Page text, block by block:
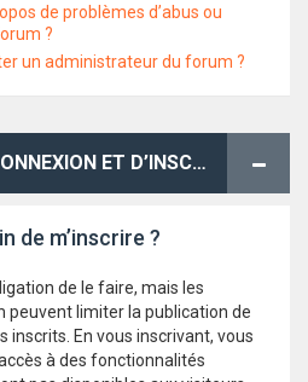
de problèmes d’abus ou
?
un administrateur du forum ?
ET D’INSCRIPTION
de m’inscrire ?
de le faire, mais les
limiter la publication de
inscrits. En vous inscrivant, vous
à des fonctionnalités